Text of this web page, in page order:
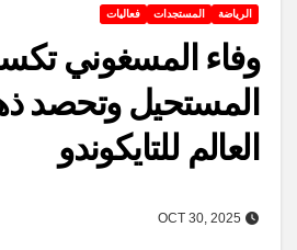
الرياضة المستجدات فعاليات
وفاء المسغوني
المستحيل وتحصد
العالم للتايكوندو
OCT 30, 2025